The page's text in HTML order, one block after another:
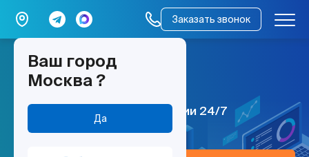
Ваш город
Москва ?
Да
Заказать звонок
мы работаем –
всё работает
ИТ поддержка по всей России 24/7